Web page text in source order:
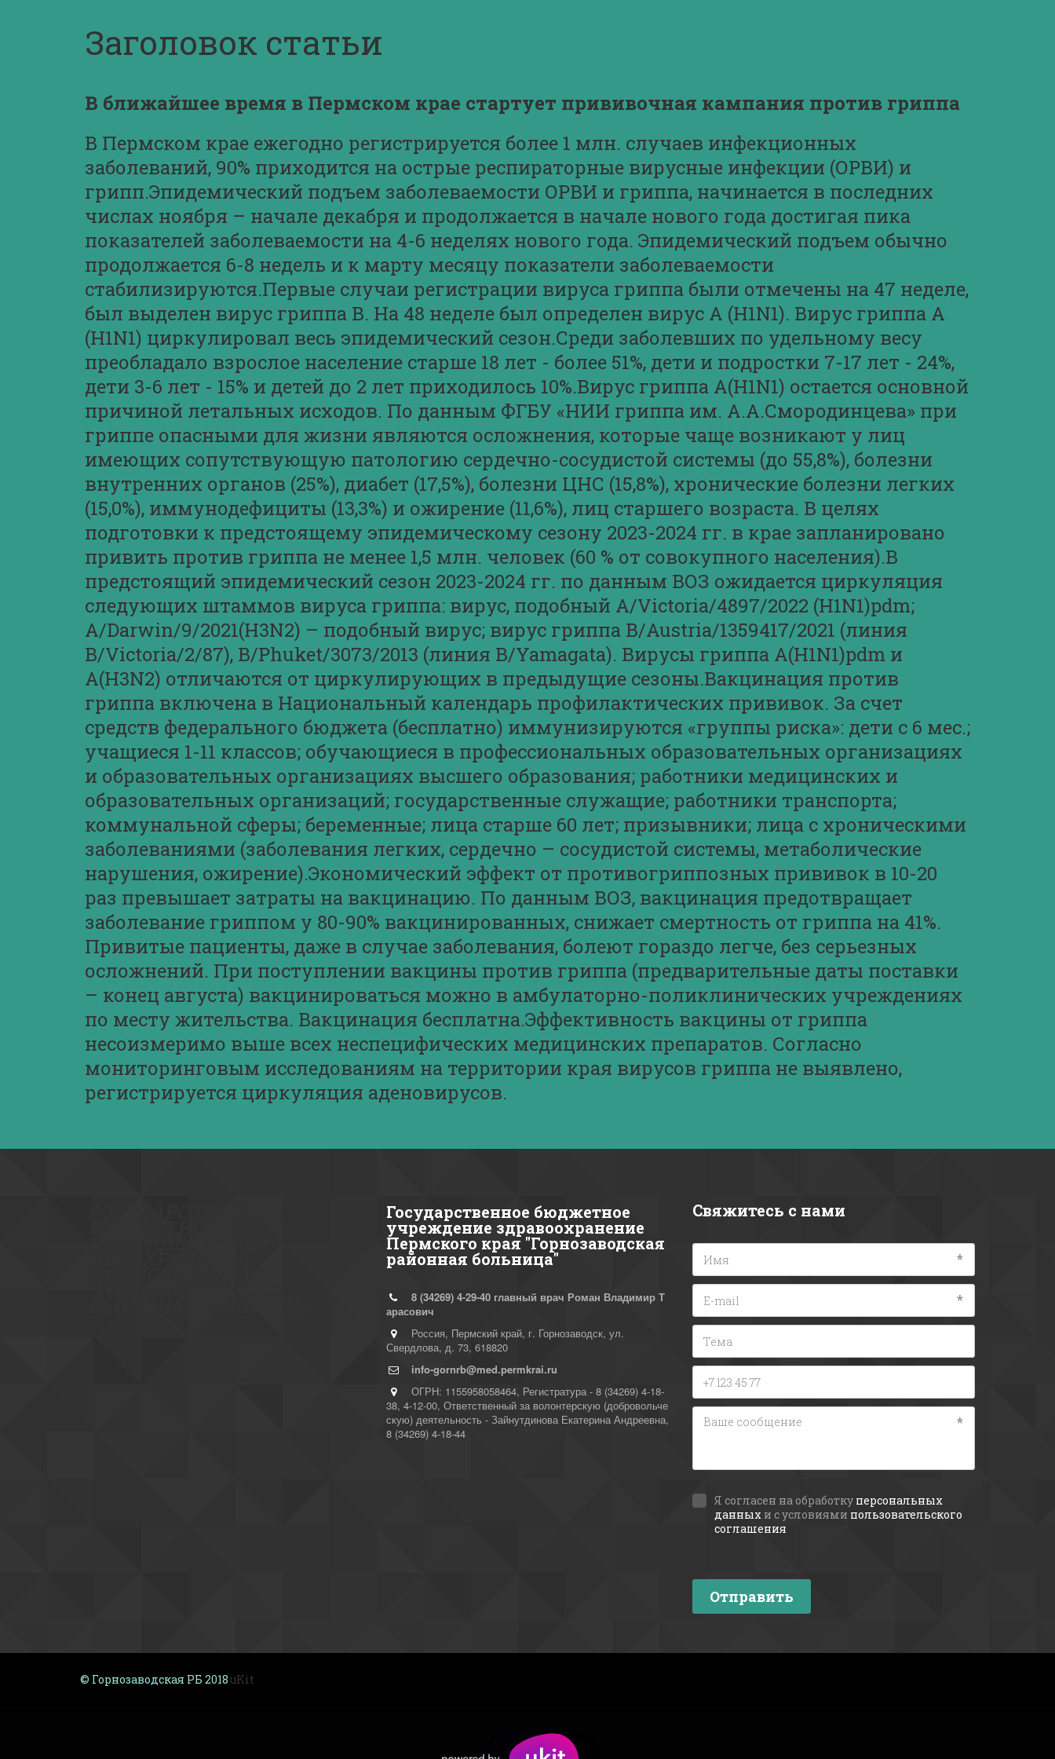
Заголовок статьи
В ближайшее время в Пермском крае стартует прививочная кампания против гриппа
В Пермском крае ежегодно регистрируется более 1 млн. случаев инфекционных
заболеваний, 90% приходится на острые респираторные вирусные инфекции (ОРВИ) и
грипп.Эпидемический подъем заболеваемости ОРВИ и гриппа, начинается в последних
числах ноября – начале декабря и продолжается в начале нового года достигая пика
показателей заболеваемости на 4-6 неделях нового года. Эпидемический подъем обычно
продолжается 6-8 недель и к марту месяцу показатели заболеваемости
стабилизируются.Первые случаи регистрации вируса гриппа были отмечены на 47 неделе,
был выделен вирус гриппа В. На 48 неделе был определен вирус А (H1N1). Вирус гриппа А
(H1N1) циркулировал весь эпидемический сезон.Среди заболевших по удельному весу
преобладало взрослое население старше 18 лет - более 51%, дети и подростки 7-17 лет - 24%,
дети 3-6 лет - 15% и детей до 2 лет приходилось 10%.Вирус гриппа A(H1N1) остается основной
причиной летальных исходов. По данным ФГБУ «НИИ гриппа им. А.А.Смородинцева» при
гриппе опасными для жизни являются осложнения, которые чаще возникают у лиц
имеющих сопутствующую патологию сердечно-сосудистой системы (до 55,8%), болезни
внутренних органов (25%), диабет (17,5%), болезни ЦНС (15,8%), хронические болезни легких
(15,0%), иммунодефициты (13,3%) и ожирение (11,6%), лиц старшего возраста. В целях
подготовки к предстоящему эпидемическому сезону 2023-2024 гг. в крае запланировано
привить против гриппа не менее 1,5 млн. человек (60 % от совокупного населения).В
предстоящий эпидемический сезон 2023-2024 гг. по данным ВОЗ ожидается циркуляция
следующих штаммов вируса гриппа: вирус, подобный А/Victoria/4897/2022 (H1N1)pdm;
A/Darwin/9/2021(H3N2) – подобный вирус; вирус гриппа В/Austria/1359417/2021 (линия
В/Victoria/2/87), B/Phuket/3073/2013 (линия B/Yamagata). Вирусы гриппа А(H1N1)pdm и
А(H3N2) отличаются от циркулирующих в предыдущие сезоны.Вакцинация против
гриппа включена в Национальный календарь профилактических прививок. За счет
средств федерального бюджета (бесплатно) иммунизируются «группы риска»: дети с 6 мес.;
учащиеся 1-11 классов; обучающиеся в профессиональных образовательных организациях
и образовательных организациях высшего образования; работники медицинских и
образовательных организаций; государственные служащие; работники транспорта;
коммунальной сферы; беременные; лица старше 60 лет; призывники; лица с хроническими
заболеваниями (заболевания легких, сердечно – сосудистой системы, метаболические
нарушения, ожирение).Экономический эффект от противогриппозных прививок в 10-20
раз превышает затраты на вакцинацию. По данным ВОЗ, вакцинация предотвращает
заболевание гриппом у 80-90% вакцинированных, снижает смертность от гриппа на 41%.
Привитые пациенты, даже в случае заболевания, болеют гораздо легче, без серьезных
осложнений. При поступлении вакцины против гриппа (предварительные даты поставки
– конец августа) вакцинироваться можно в амбулаторно-поликлинических учреждениях
по месту жительства. Вакцинация бесплатна.Эффективность вакцины от гриппа
несоизмеримо выше всех неспецифических медицинских препаратов. Согласно
мониторинговым исследованиям на территории края вирусов гриппа не выявлено,
регистрируется циркуляция аденовирусов.
Государственное бюджетное
учреждение здравоохранение
Пермского края "Горнозаводская
районная больница"
8 (34269) 4-29-40 главный врач Роман Владимир Т
арасович
Россия, Пермский край, г. Горнозаводск, ул.
Свердлова, д. 73, 618820
info-gornrb@med.permkrai.ru
ОГРН: 1155958058464, Регистратура - 8 (34269) 4-18-
38, 4-12-00, Ответственный за волонтерскую (добровольче
скую) деятельность - Зайнутдинова Екатерина Андреевна,
8 (34269) 4-18-44
Свяжитесь с нами
*
*
*
Я согласен на обработку персональных
данных и с условиями пользовательского
соглашения
Отправить
© Горнозаводская РБ 2018 uKit